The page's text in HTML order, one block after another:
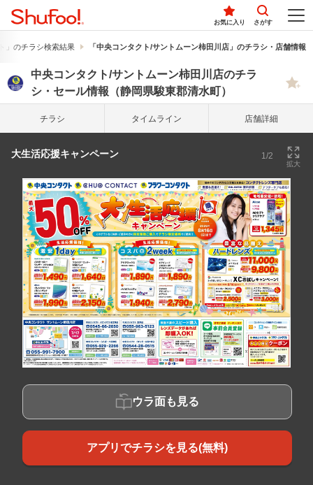
お気に入り さがす
」のチラシ検索結果 「中央コンタクト/サントムーン柿田川店」のチラシ・店舗情報
中央コンタクト/サントムーン柿田川店のチラ
シ・セール情報（静岡県駿東郡清水町）
チラシ タイム ライン 店舗詳細
大生活応援キャンペーン 1/2
拡大
ウラ面も見る
アプリでチラシを見る(無料)